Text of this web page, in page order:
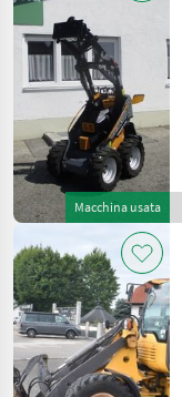
Macchina usata